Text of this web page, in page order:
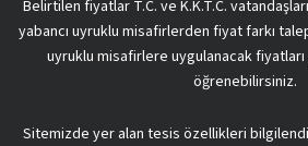
Belirtilen fiyatlar T.C. ve K.K.T.C.
yabancı uyruklu misafirlerden fiyat farkı
uyruklu misafirlere uygulanacak
öğrenebilirsiniz.
Sitemizde yer alan tesis özellikleri